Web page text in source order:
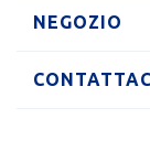
NEGOZIO